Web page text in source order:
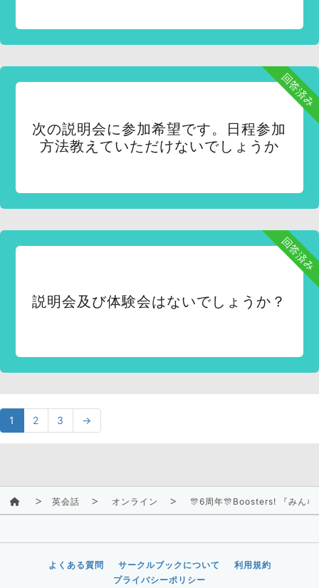
回答済み
次の説明会に参加希望です。日程参加
方法教えていただけないでしょうか
回答済み
説明会及び体験会はないでしょうか？
1 2 3 →
英会話 オンライン 🎊6周年🎊Boosters! 『みんな
よくある質問 サークルブックについて
利用規約
プライバシーポリシー